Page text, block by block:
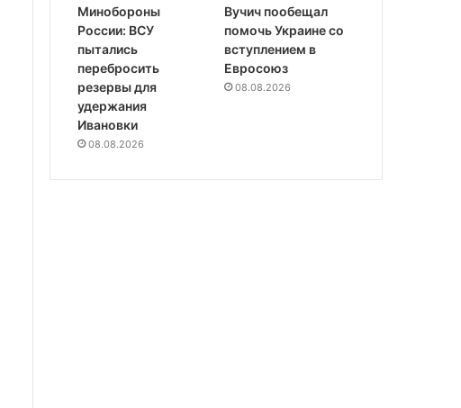
Минобороны
России: ВСУ
пытались
перебросить
резервы для
удержания
Ивановки
08.08.2026
Вучич пообещал
помочь Украине со
вступлением в
Евросоюз
08.08.2026